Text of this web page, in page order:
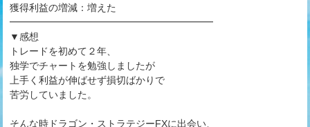
獲得利益の増減：増えた
━━━━━━━━━━━━━━━━━━━━━
▼感想
トレードを初めて２年、
独学でチャートを勉強しましたが
上手く利益が伸ばせず損切ばかりで
苦労していました。
そんな時ドラゴン・ストラテジーFXに出会い、